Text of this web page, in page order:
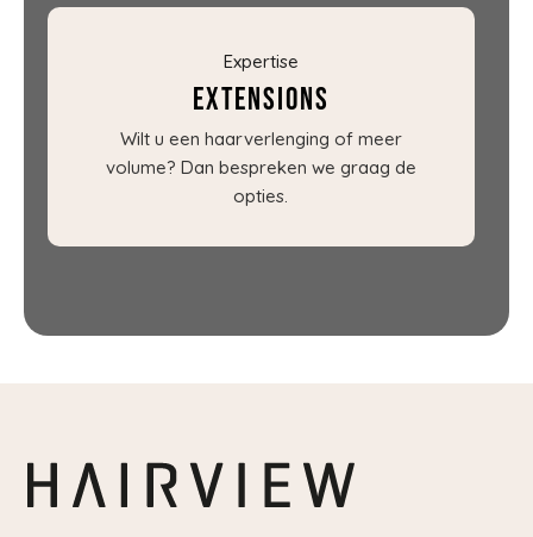
Expertise
Extensions
Wilt u een haarverlenging of meer
volume? Dan bespreken we graag de
opties.